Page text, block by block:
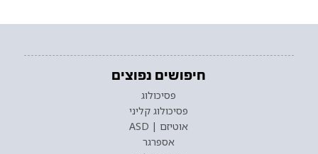
חיפושים נפוצים
פסיכולוג
פסיכולוג קליני
אוטיזם | ASD
אספרגר